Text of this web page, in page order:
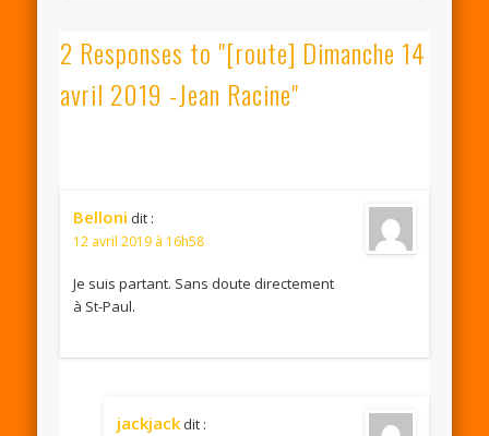
2 Responses to "[route] Dimanche 14
avril 2019 -Jean Racine"
Belloni dit :
12 avril 2019 à 16h58
Je suis partant. Sans doute directement
à St-Paul.
jackjack dit :